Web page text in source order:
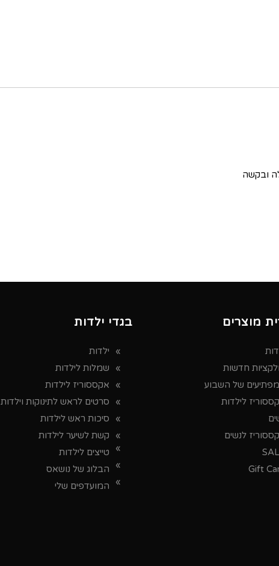
ובקשה
מוצרים
חדשות
של השבוע
לילדות
לנשים
Gift
בגדי ילדות
ילדות
שמלות לילדות
אקססוריז לילדות
סרטים לראש לתינוקות וילדות
סיכות ראש לילדות
קשת לשיער לילדות
טייצים לילדות
הבלוג של נושאס
המועדפים שלי